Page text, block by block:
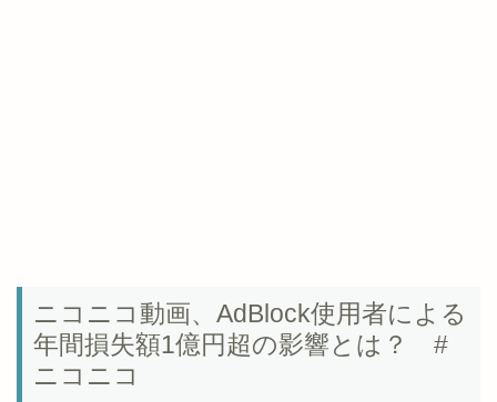
ニコニコ動画、AdBlock使用者による
年間損失額1億円超の影響とは？ #
ニコニコ